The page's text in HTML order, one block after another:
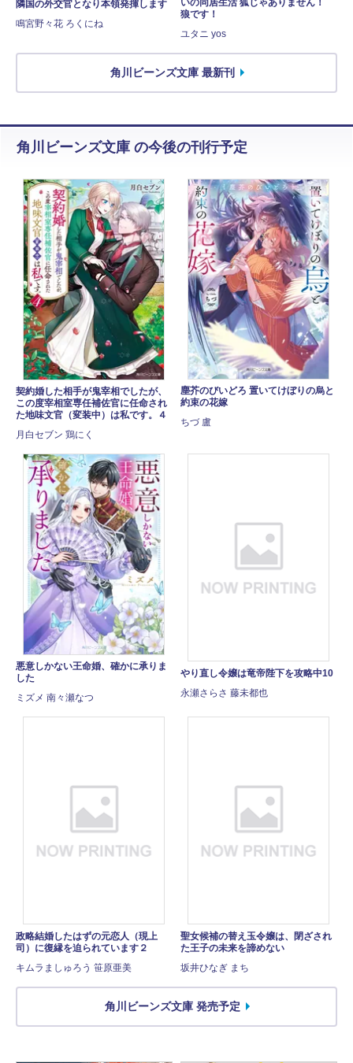
隣国の外交官となり本領発揮します
鳴宮野々花 ろくにね
いの同居生活 狐じゃありません！
狼です！
ユタニ yos
角川ビーンズ文庫 最新刊
角川ビーンズ文庫 の今後の刊行予定
契約婚した相手が鬼宰相でしたが、
この度宰相室専任補佐官に任命され
た地味文官（変装中）は私です。４
月白セブン 鶏にく
塵芥のびいどろ 置いてけぼりの烏と
約束の花嫁
ちづ 盧
悪意しかない王命婚、確かに承りま
した
ミズメ 南々瀬なつ
やり直し令嬢は竜帝陛下を攻略中10
永瀬さらさ 藤未都也
政略結婚したはずの元恋人（現上
司）に復縁を迫られています２
キムラましゅろう 笹原亜美
聖女候補の替え玉令嬢は、閉ざされ
た王子の未来を諦めない
坂井ひなぎ まち
角川ビーンズ文庫 発売予定